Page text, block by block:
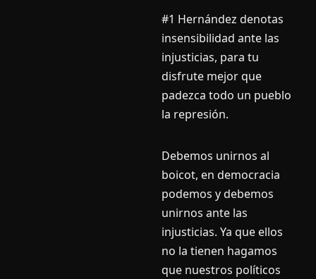
#1 Hernández denotas
insensibilidad ante las
injusticias, para tu
disfrute mejor que
padezca todo un pueblo
la represión.
Debemos unirnos al
boicot, en democracia
podemos y debemos
unirnos ante las
injusticias. Ya que ellos
no la tienen hagamos
que nuestros polí­ticos